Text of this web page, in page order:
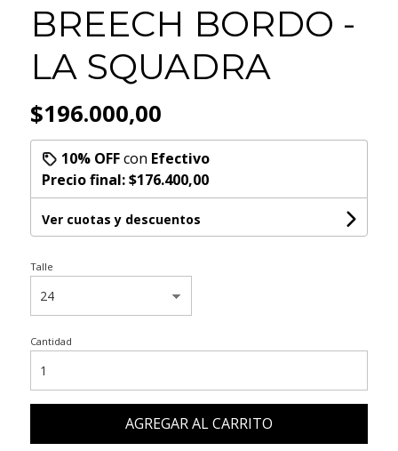
BREECH BORDO -
LA SQUADRA
$196.000,00
10% OFFcon Efectivo
Precio final:$176.400,00
Ver cuotas y descuentos
Talle
Cantidad
AGREGAR AL CARRITO